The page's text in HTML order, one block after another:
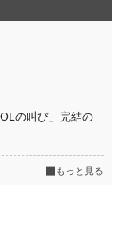
の叫び」完結の
もっと見る